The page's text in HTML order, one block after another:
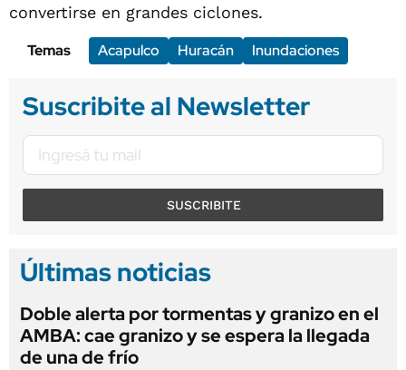
convertirse en grandes ciclones.
Temas
Acapulco Huracán Inundaciones
Suscribite al Newsletter
SUSCRIBITE
Últimas noticias
Doble alerta por tormentas y granizo en el
AMBA: cae granizo y se espera la llegada
de una de frío